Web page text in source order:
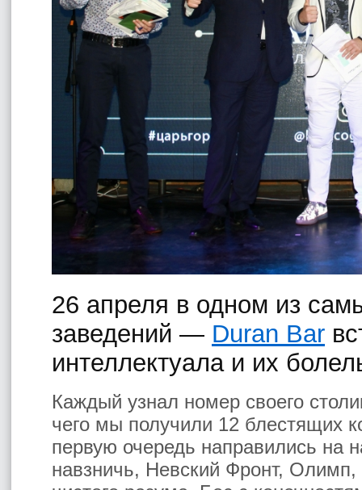
26 апреля в одном из
заведений — Duran Bar
интеллектуала и их
Каждый узнал номер своего
чего мы получили 12 блестящих
первую очередь направились на
навзничь, Невский Фронт,